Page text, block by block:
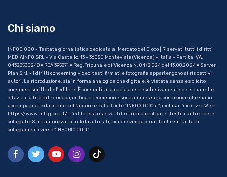
Chi siamo
INFOGIOCO - Testata giornalistica dedicata al Mercato del Gioco | Riservati tutti i diritti
MEDIAINFO SRL - Via Castello, 13 - 36050 Monteviale (Vicenza) - Italia - Partita IVA:
04323530248 ♦ REA 395871 ♦ Reg. Tribunale di Vicenza N. 04/2024 del 13.08.2024 ♦ Server
Plan S.r.l. - I diritti concerning video, testi firmati e fotografie appartengono ai rispettivi
autori. La riproduzione, sia in forma analogica che digitale, è vietata senza esplicito
consenso scritto dell'editore. È consentita la copia a uso esclusivamente personale. Le
citazioni a titolo di cronaca, critica o recensione sono ammesse, a condizione che siano
accompagnate dal nome dell'autore e dalla fonte "INFOGIOCO.it", inclusa l'indirizzo Web:
https://www.infogioco.it/. L'editore si riserva il diritto di pubblicare i testi in altre opere
collegate. Sono autorizzati i link da altri siti, purché venga chiarito che si tratta di
collegamenti verso "INFOGIOCO.it".